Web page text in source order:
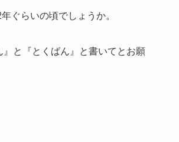
ぐらいの頃でしょうか。
と『とくばん』と書いてとお願